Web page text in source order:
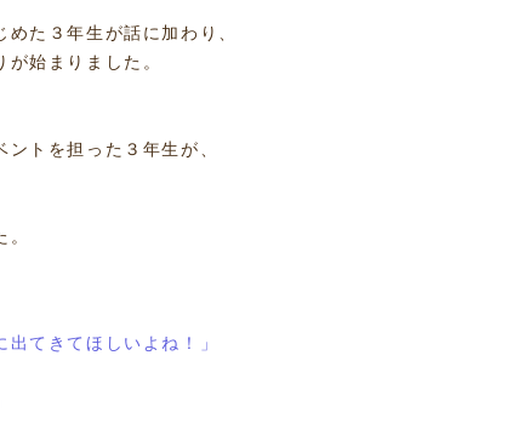
た３年生が話に加わり、
始まりました。
トを担った３年生が、
てきてほしいよね！」